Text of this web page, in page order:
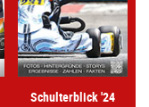
Schulterblick '24